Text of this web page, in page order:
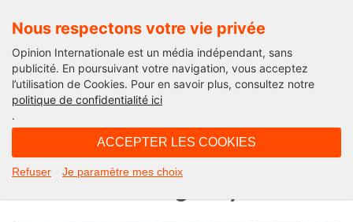
Nous respectons votre vie privée
Opinion Internationale est un média indépendant, sans
publicité. En poursuivant votre navigation, vous acceptez
l’utilisation de Cookies. Pour en savoir plus, consultez notre
politique de confidentialité ici
.
ACCEPTER LES COOKIES
Refuser Je paramètre mes choix
International
8 mn 45 sec de recueillement à la